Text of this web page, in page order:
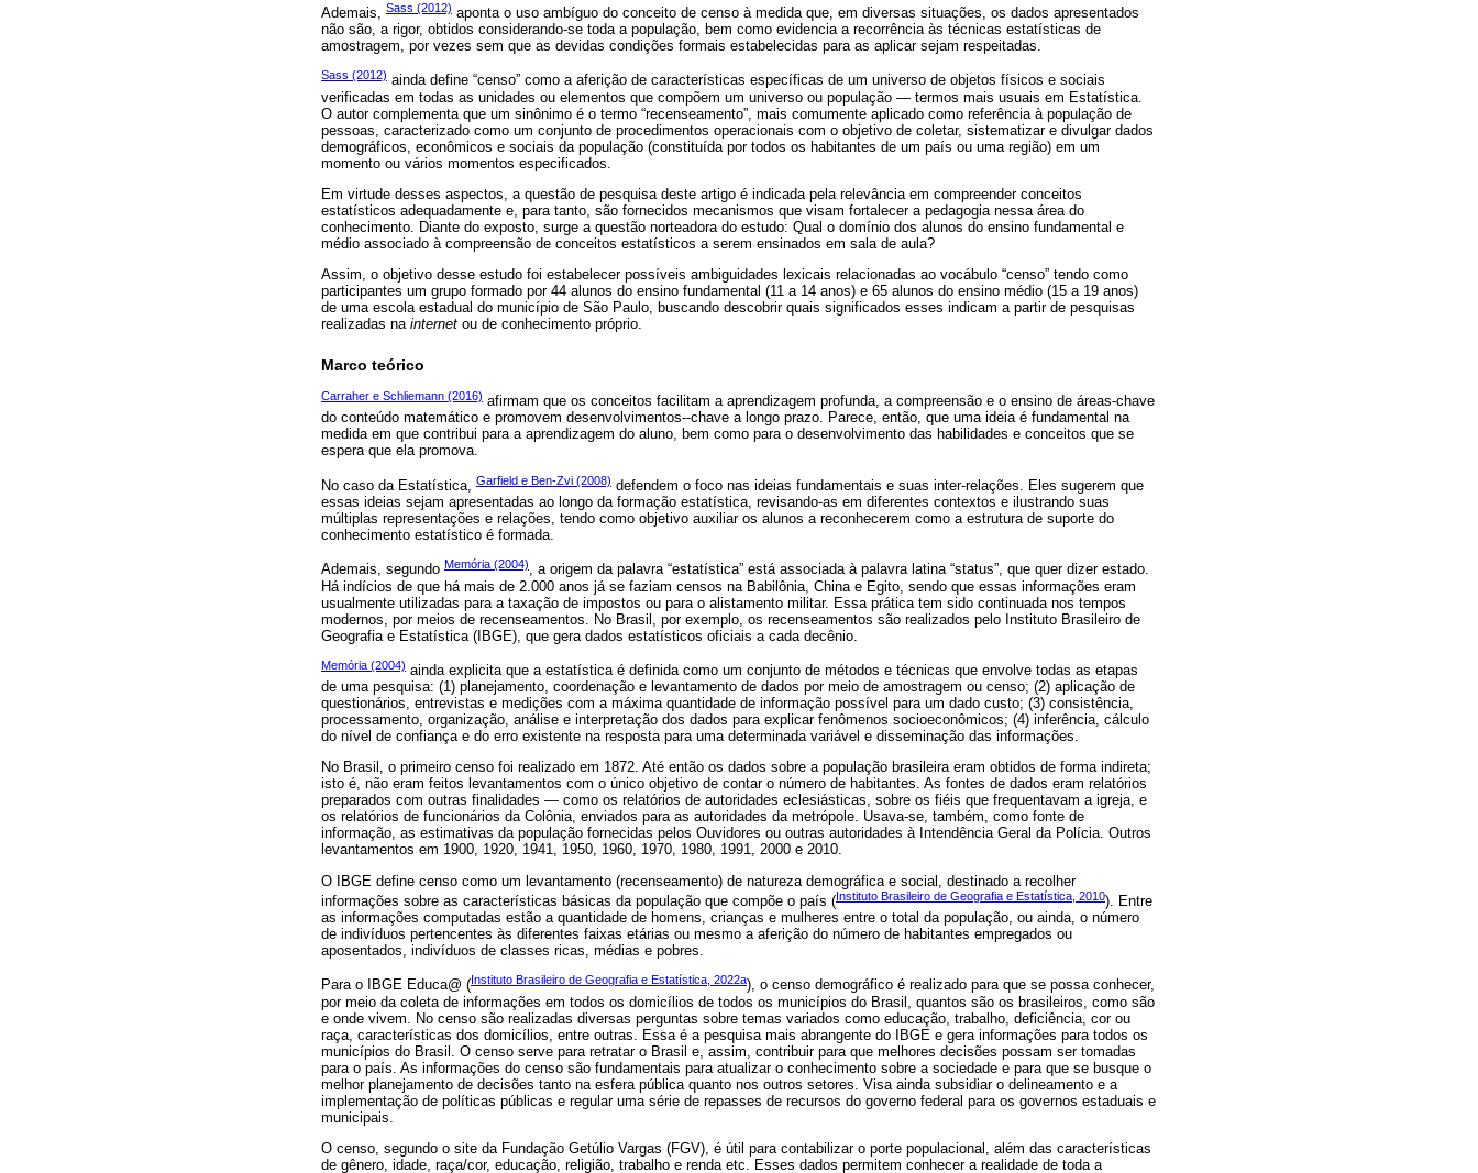
Ademais, Sass (2012) aponta o uso ambíguo do conceito de censo à medida que, em diversas situações, os dados apresentados
não são, a rigor, obtidos considerando-se toda a população, bem como evidencia a recorrência às técnicas estatísticas de
amostragem, por vezes sem que as devidas condições formais estabelecidas para as aplicar sejam respeitadas.
Sass (2012) ainda define “censo” como a aferição de características específicas de um universo de objetos físicos e sociais
verificadas em todas as unidades ou elementos que compõem um universo ou população — termos mais usuais em Estatística.
O autor complementa que um sinônimo é o termo “recenseamento”, mais comumente aplicado como referência à população de
pessoas, caracterizado como um conjunto de procedimentos operacionais com o objetivo de coletar, sistematizar e divulgar dados
demográficos, econômicos e sociais da população (constituída por todos os habitantes de um país ou uma região) em um
momento ou vários momentos especificados.
Em virtude desses aspectos, a questão de pesquisa deste artigo é indicada pela relevância em compreender conceitos
estatísticos adequadamente e, para tanto, são fornecidos mecanismos que visam fortalecer a pedagogia nessa área do
conhecimento. Diante do exposto, surge a questão norteadora do estudo: Qual o domínio dos alunos do ensino fundamental e
médio associado à compreensão de conceitos estatísticos a serem ensinados em sala de aula?
Assim, o objetivo desse estudo foi estabelecer possíveis ambiguidades lexicais relacionadas ao vocábulo “censo” tendo como
participantes um grupo formado por 44 alunos do ensino fundamental (11 a 14 anos) e 65 alunos do ensino médio (15 a 19 anos)
de uma escola estadual do município de São Paulo, buscando descobrir quais significados esses indicam a partir de pesquisas
realizadas na internet ou de conhecimento próprio.
Marco teórico
Carraher e Schliemann (2016) afirmam que os conceitos facilitam a aprendizagem profunda, a compreensão e o ensino de áreas-chave
do conteúdo matemático e promovem desenvolvimentos--chave a longo prazo. Parece, então, que uma ideia é fundamental na
medida em que contribui para a aprendizagem do aluno, bem como para o desenvolvimento das habilidades e conceitos que se
espera que ela promova.
No caso da Estatística, Garfield e Ben-Zvi (2008) defendem o foco nas ideias fundamentais e suas inter-relações. Eles sugerem que
essas ideias sejam apresentadas ao longo da formação estatística, revisando-as em diferentes contextos e ilustrando suas
múltiplas representações e relações, tendo como objetivo auxiliar os alunos a reconhecerem como a estrutura de suporte do
conhecimento estatístico é formada.
Ademais, segundo Memória (2004), a origem da palavra “estatística” está associada à palavra latina “status”, que quer dizer estado.
Há indícios de que há mais de 2.000 anos já se faziam censos na Babilônia, China e Egito, sendo que essas informações eram
usualmente utilizadas para a taxação de impostos ou para o alistamento militar. Essa prática tem sido continuada nos tempos
modernos, por meios de recenseamentos. No Brasil, por exemplo, os recenseamentos são realizados pelo Instituto Brasileiro de
Geografia e Estatística (IBGE), que gera dados estatísticos oficiais a cada decênio.
Memória (2004) ainda explicita que a estatística é definida como um conjunto de métodos e técnicas que envolve todas as etapas
de uma pesquisa: (1) planejamento, coordenação e levantamento de dados por meio de amostragem ou censo; (2) aplicação de
questionários, entrevistas e medições com a máxima quantidade de informação possível para um dado custo; (3) consistência,
processamento, organização, análise e interpretação dos dados para explicar fenômenos socioeconômicos; (4) inferência, cálculo
do nível de confiança e do erro existente na resposta para uma determinada variável e disseminação das informações.
No Brasil, o primeiro censo foi realizado em 1872. Até então os dados sobre a população brasileira eram obtidos de forma indireta;
isto é, não eram feitos levantamentos com o único objetivo de contar o número de habitantes. As fontes de dados eram relatórios
preparados com outras finalidades — como os relatórios de autoridades eclesiásticas, sobre os fiéis que frequentavam a igreja, e
os relatórios de funcionários da Colônia, enviados para as autoridades da metrópole. Usava-se, também, como fonte de
informação, as estimativas da população fornecidas pelos Ouvidores ou outras autoridades à Intendência Geral da Polícia. Outros
levantamentos em 1900, 1920, 1941, 1950, 1960, 1970, 1980, 1991, 2000 e 2010.
O IBGE define censo como um levantamento (recenseamento) de natureza demográfica e social, destinado a recolher
informações sobre as características básicas da população que compõe o país (Instituto Brasileiro de Geografia e Estatística, 2010). Entre
as informações computadas estão a quantidade de homens, crianças e mulheres entre o total da população, ou ainda, o número
de indivíduos pertencentes às diferentes faixas etárias ou mesmo a aferição do número de habitantes empregados ou
aposentados, indivíduos de classes ricas, médias e pobres.
Para o IBGE Educa@ (Instituto Brasileiro de Geografia e Estatística, 2022a), o censo demográfico é realizado para que se possa conhecer,
por meio da coleta de informações em todos os domicílios de todos os municípios do Brasil, quantos são os brasileiros, como são
e onde vivem. No censo são realizadas diversas perguntas sobre temas variados como educação, trabalho, deficiência, cor ou
raça, características dos domicílios, entre outras. Essa é a pesquisa mais abrangente do IBGE e gera informações para todos os
municípios do Brasil. O censo serve para retratar o Brasil e, assim, contribuir para que melhores decisões possam ser tomadas
para o país. As informações do censo são fundamentais para atualizar o conhecimento sobre a sociedade e para que se busque o
melhor planejamento de decisões tanto na esfera pública quanto nos outros setores. Visa ainda subsidiar o delineamento e a
implementação de políticas públicas e regular uma série de repasses de recursos do governo federal para os governos estaduais e
municipais.
O censo, segundo o site da Fundação Getúlio Vargas (FGV), é útil para contabilizar o porte populacional, além das características
de gênero, idade, raça/cor, educação, religião, trabalho e renda etc. Esses dados permitem conhecer a realidade de toda a